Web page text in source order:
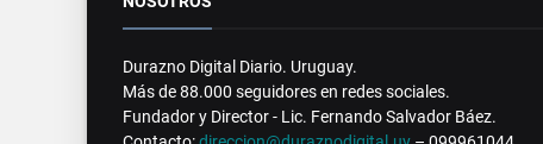
Durazno Digital Diario. Uruguay.
Más de 88.000 seguidores en redes sociales.
Fundador y Director - Lic. Fernando Salvador Báez.